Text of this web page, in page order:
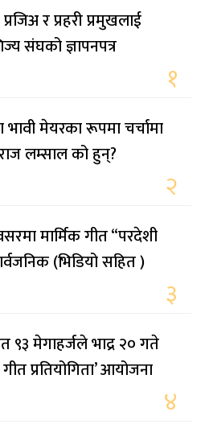
र प्रहरी प्रमुखलाई
संघको ज्ञापनपत्र
१
मेयरका रूपमा चर्चामा
लम्साल को हुन्?
२
मार्मिक गीत “परदेशी
(भिडियो सहित )
३
९३ मेगाहर्जले भाद्र २० गते
प्रतियोगिता’ आयोजना
४